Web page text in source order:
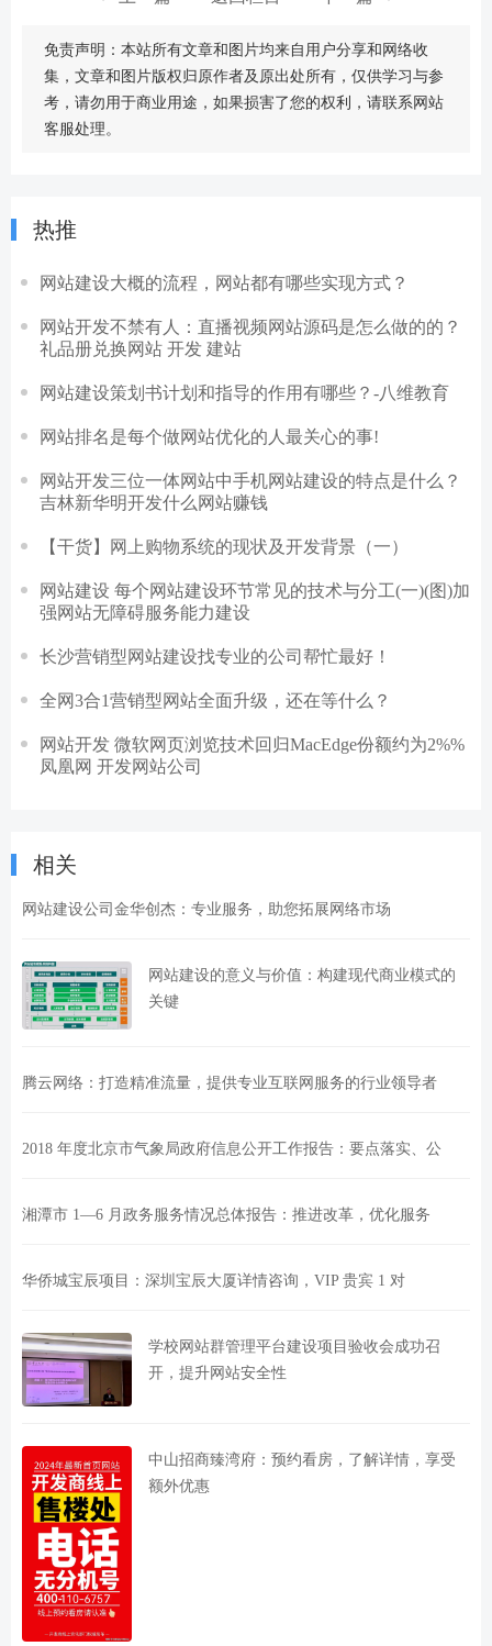
免责声明：本站所有文章和图片均来自用户分享和网络收
集，文章和图片版权归原作者及原出处所有，仅供学习与参
考，请勿用于商业用途，如果损害了您的权利，请联系网站
客服处理。
热推
网站建设大概的流程，网站都有哪些实现方式？
网站开发不禁有人：直播视频网站源码是怎么做的的？
礼品册兑换网站 开发 建站
网站建设策划书计划和指导的作用有哪些？-八维教育
网站排名是每个做网站优化的人最关心的事!
网站开发三位一体网站中手机网站建设的特点是什么？
吉林新华明开发什么网站赚钱
【干货】网上购物系统的现状及开发背景（一）
网站建设 每个网站建设环节常见的技术与分工(一)(图)加
强网站无障碍服务能力建设
长沙营销型网站建设找专业的公司帮忙最好！
全网3合1营销型网站全面升级，还在等什么？
网站开发 微软网页浏览技术回归MacEdge份额约为2%%
凤凰网 开发网站公司
相关
网站建设公司金华创杰：专业服务，助您拓展网络市场
网站建设的意义与价值：构建现代商业模式的
关键
腾云网络：打造精准流量，提供专业互联网服务的行业领导者
2018 年度北京市气象局政府信息公开工作报告：要点落实、公
湘潭市 1—6 月政务服务情况总体报告：推进改革，优化服务
华侨城宝辰项目：深圳宝辰大厦详情咨询，VIP 贵宾 1 对
学校网站群管理平台建设项目验收会成功召
开，提升网站安全性
中山招商臻湾府：预约看房，了解详情，享受
额外优惠